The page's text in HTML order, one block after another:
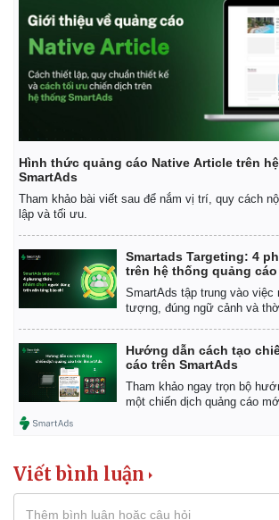
Hình thức quảng cáo Native Article trên
SmartAds
Tham khảo bài viết sau để nắm vị trí, quy cách
lập và tối ưu.
Smartads Targeting: 4
trên hệ thống quảng cáo
SmartAds tập trung vào việc
tượng, đúng ngữ cảnh và
Hướng dẫn cách tạo
cáo trên SmartAds
Tham khảo ngay trọn bộ
một chiến dịch quảng cáo
Viết bình luận